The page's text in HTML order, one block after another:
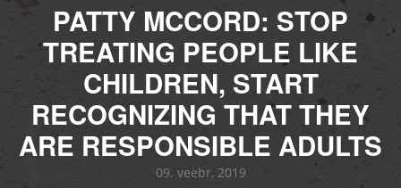
PATTY MCCORD: STOP
TREATING PEOPLE LIKE
CHILDREN, START
RECOGNIZING THAT THEY
ARE RESPONSIBLE ADULTS
09. veebr, 2019